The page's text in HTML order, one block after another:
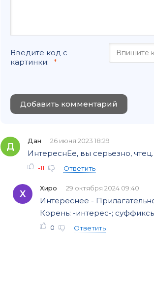
Введите код с
картинки:
Добавить комментарий
Д
Дан 26 июня 2023 18:29
ИнтереснЕе, вы серьезно,
-11 Ответить
Х
Хиро 29 октября 2024 09:40
Интереснее -
Корень: -интерес-;
0 Ответить